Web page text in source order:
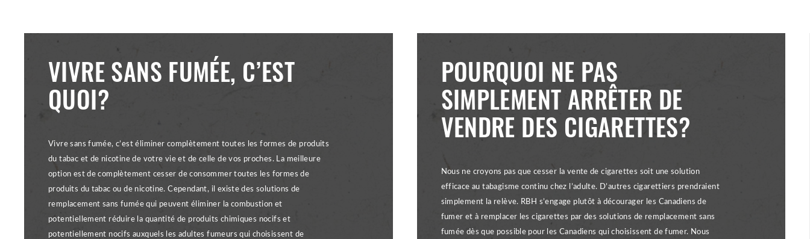
VIVRE SANS FUMÉE, C’EST
QUOI?
Vivre sans fumée, c’est éliminer complètement toutes les formes de produits
du tabac et de nicotine de votre vie et de celle de vos proches. La meilleure
option est de complètement cesser de consommer toutes les formes de
produits du tabac ou de nicotine. Cependant, il existe des solutions de
remplacement sans fumée qui peuvent éliminer la combustion et
potentiellement réduire la quantité de produits chimiques nocifs et
potentiellement nocifs auxquels les adultes fumeurs qui choisissent de
POURQUOI NE PAS
SIMPLEMENT ARRÊTER DE
VENDRE DES CIGARETTES?
Nous ne croyons pas que cesser la vente de cigarettes soit une solution
efficace au tabagisme continu chez l’adulte. D’autres cigarettiers prendraient
simplement la relève. RBH s’engage plutôt à décourager les Canadiens de
fumer et à remplacer les cigarettes par des solutions de remplacement sans
fumée dès que possible pour les Canadiens qui choisissent de fumer. Nous